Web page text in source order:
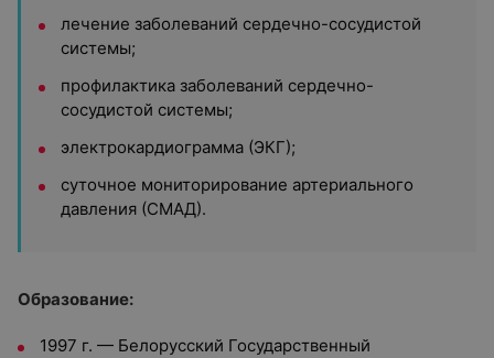
лечение заболеваний сердечно-сосудистой
системы;
профилактика заболеваний сердечно-
сосудистой системы;
электрокардиограмма (ЭКГ);
суточное мониторирование артериального
давления (СМАД).
Образование:
1997 г. — Белорусский Государственный